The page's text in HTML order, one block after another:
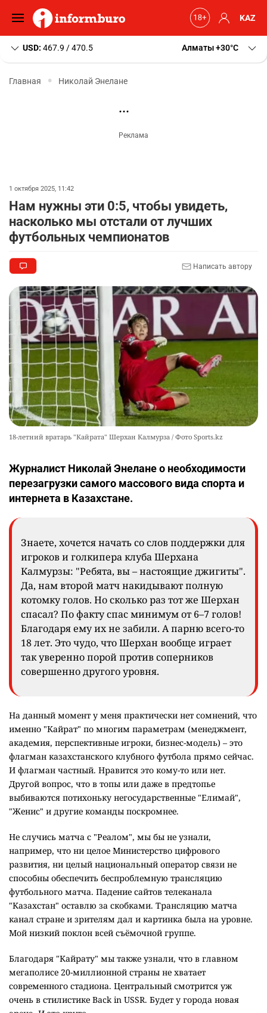
KAZ
USD: 467.9 / 470.5 Алматы+30 C
Главная Николай Энелане
1 октября 2025, 11:42
Нам нужны эти 0:5, чтобы увидеть,
насколько мы отстали от лучших
футбольных чемпионатов
Написать автору
18-летний вратарь "Кайрата" Шерхан Калмурза / Фото Sports.kz
Журналист Николай Энелане о необходимости
перезагрузки самого массового вида спорта и
интернета в Казахстане.
Знаете, хочется начать со слов поддержки для
игроков и голкипера клуба Шерхана
Калмурзы: "Ребята, вы – настоящие джигиты".
Да, нам второй матч накидывают полную
котомку голов. Но сколько раз тот же Шерхан
спасал? По факту спас минимум от 6–7 голов!
Благодаря ему их не забили. А парню всего-то
18 лет. Это чудо, что Шерхан вообще играет
так уверенно порой против соперников
совершенно другого уровня.
На данный момент у меня практически нет сомнений, что
именно "Кайрат" по многим параметрам (менеджмент,
академия, перспективные игроки, бизнес-модель) – это
флагман казахстанского клубного футбола прямо сейчас.
И флагман частный. Нравится это кому-то или нет.
Другой вопрос, что в топы или даже в предтопье
выбиваются потихоньку негосударственные "Елимай",
"Женис" и другие команды поскромнее.
Не случись матча с "Реалом", мы бы не узнали,
например, что ни целое Министерство цифрового
развития, ни целый национальный оператор связи не
способны обеспечить беспроблемную трансляцию
футбольного матча. Падение сайтов телеканала
"Казахстан" оставлю за скобками. Трансляцию матча
канал стране и зрителям дал и картинка была на уровне.
Мой низкий поклон всей съёмочной группе.
Благодаря "Кайрату" мы также узнали, что в главном
мегаполисе 20-миллионной страны не хватает
современного стадиона. Центральный смотрится уж
очень в стилистике Back in USSR. Будет у города новая